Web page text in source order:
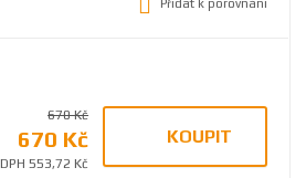
Přidat k porovnání
670 Kč
670 Kč
553,72 Kč
KOUPIT